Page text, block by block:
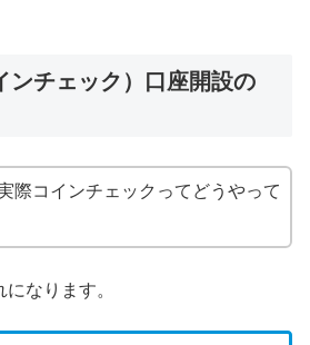
チェック）口座開設の
際コインチェックってどうやって
なります。